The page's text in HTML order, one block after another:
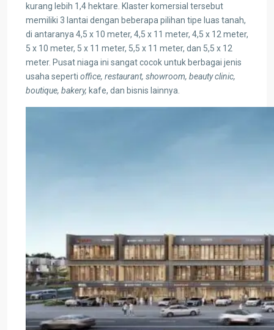
kurang lebih 1,4 hektare. Klaster komersial tersebut
memiliki 3 lantai dengan beberapa pilihan tipe luas tanah,
di antaranya 4,5 x 10 meter, 4,5 x 11 meter, 4,5 x 12 meter,
5 x 10 meter, 5 x 11 meter, 5,5 x 11 meter, dan 5,5 x 12
meter. Pusat niaga ini sangat cocok untuk berbagai jenis
usaha seperti office, restaurant, showroom, beauty clinic,
boutique, bakery, kafe, dan bisnis lainnya.